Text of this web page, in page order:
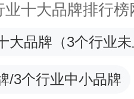
业十大品牌排行
大品牌 （3个行业
/3个行业中小品牌